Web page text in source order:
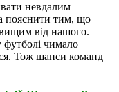
невдалим
пояснити тим, що
вищим від нашого.
футболі чимало
Тож шанси команд